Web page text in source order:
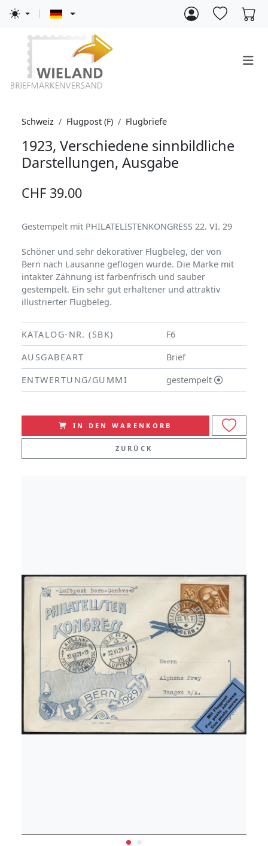
Schweiz Flugpost (F) Flugbriefe
1923, Verschiedene sinnbildliche
Darstellungen, Ausgabe
CHF 39.00
Gestempelt mit PHILATELISTENKONGRESS 22. VI. 29
Schöner und sehr dekorativer Flugbeleg, der von
Bern nach Lausanne geflogen wurde. Die Marke mit
intakter Zähnung ist farbenfrisch und sauber
gestempelt. Ein sehr gut erhaltener und attraktiv
illustrierter Flugbeleg.
KATALOG-NR. (SBK)
F6
AUSGABEART
Brief
ENTWERTUNG/GUMMI
gestempelt
IN DEN WARENKORB
ZURÜCK